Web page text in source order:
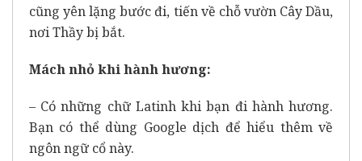
cũng yên lặng bước đi, tiến về chỗ vườn Cây Dầu,
nơi Thầy bị bắt.
Mách nhỏ khi hành hương:
– Có những chữ Latinh khi bạn đi hành hương.
Bạn có thể dùng Google dịch để hiểu thêm về
ngôn ngữ cổ này.